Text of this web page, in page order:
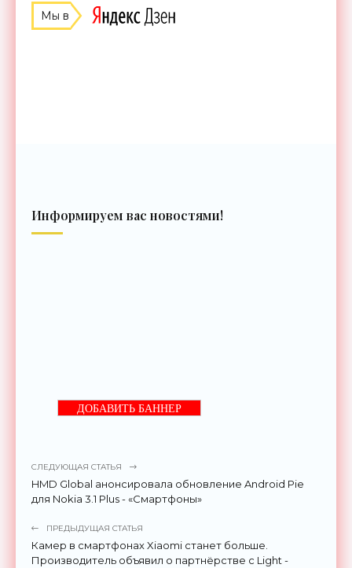
Мы в
Информируем вас новостями!
ДОБАВИТЬ БАННЕР
СЛЕДУЮЩАЯ СТАТЬЯ
HMD Global анонсировала обновление Android Pie
для Nokia 3.1 Plus - «Смартфоны»
ПРЕДЫДУЩАЯ СТАТЬЯ
Камер в смартфонах Xiaomi станет больше.
Производитель объявил о партнёрстве с Light -